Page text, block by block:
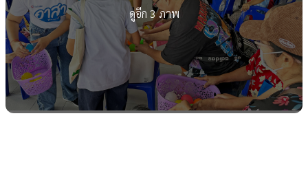
ดูอีก 3 ภาพ